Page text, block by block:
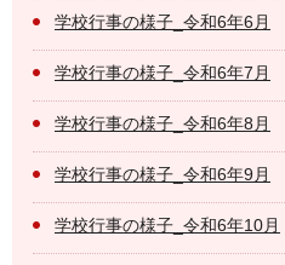
学校行事の様子_令和6年6月
学校行事の様子_令和6年7月
学校行事の様子_令和6年8月
学校行事の様子_令和6年9月
学校行事の様子_令和6年10月